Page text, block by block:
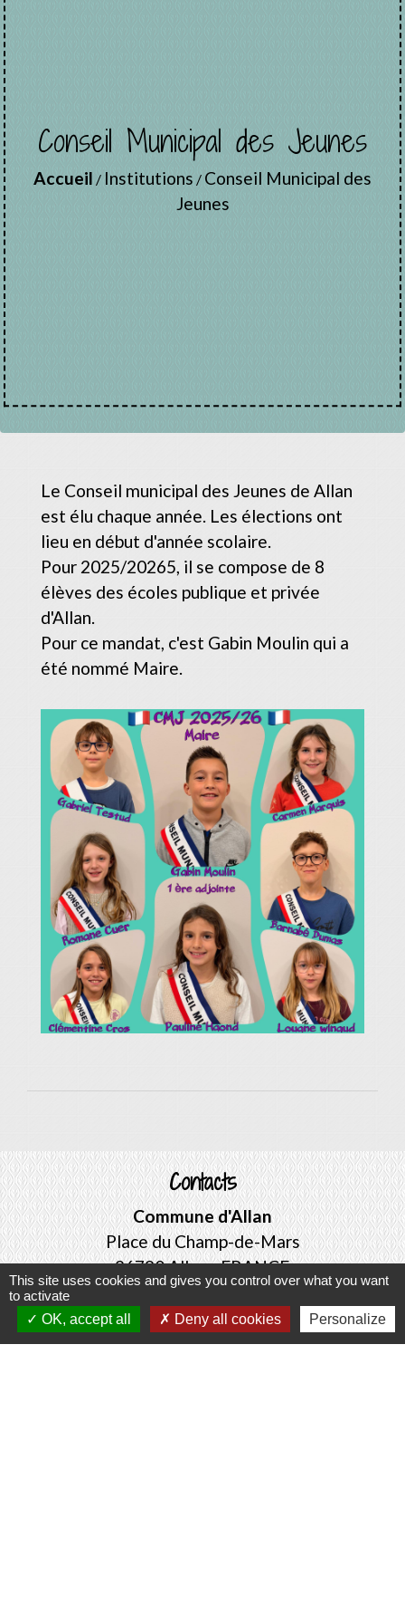
Conseil Municipal des Jeunes
Accueil / Institutions / Conseil Municipal des
Jeunes
Le Conseil municipal des Jeunes de Allan
est élu chaque année. Les élections ont
lieu en début d'année scolaire.
Pour 2025/20265, il se compose de 8
élèves des écoles publique et privée
d'Allan.
Pour ce mandat, c'est Gabin Moulin qui a
été nommé Maire.
Contacts
Commune d'Allan
Place du Champ-de-Mars
26780 Allan - FRANCE
+33 4 75 46 60 62
Contact par formulaire
This site uses cookies and gives you control over what you want
to activate
OK, accept all
Deny all cookies Personalize